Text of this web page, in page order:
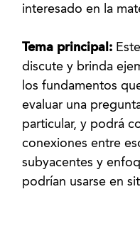
interesado en la
Tema principal:
discute y brinda
los fundamentos
evaluar una
particular, y podrá
conexiones entre
subyacentes y
podrían usarse en